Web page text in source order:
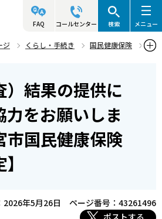
FAQ コールセンター 検索 メニュー
ジ くらし・手続き
国民健康保険
いてご協力をお願いします！【西宮市国
）結果の提供に
力をお願いしま
市国民健康保険
2026年5月26日
ページ番号：43261496
ポストする